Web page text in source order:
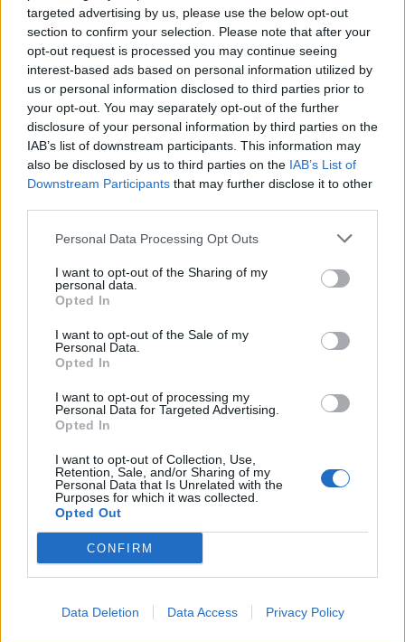
targeted advertising by us, please use the below opt-out
section to confirm your selection. Please note that after your
opt-out request is processed you may continue seeing
interest-based ads based on personal information utilized by
us or personal information disclosed to third parties prior to
your opt-out. You may separately opt-out of the further
disclosure of your personal information by third parties on the
IAB’s list of downstream participants. This information may
also be disclosed by us to third parties on the IAB’s List of
Downstream Participants that may further disclose it to other
Personal Data Processing Opt Outs
I want to opt-out of the Sharing of my
personal data.
Opted In
I want to opt-out of the Sale of my
Personal Data.
Opted In
I want to opt-out of processing my
Personal Data for Targeted Advertising.
Opted In
I want to opt-out of Collection, Use,
Retention, Sale, and/or Sharing of my
Personal Data that Is Unrelated with the
Purposes for which it was collected.
Opted Out
CONFIRM
Data Deletion Data Access Privacy Policy
Většina koupališť na Příbramsku nabízí
výborné podmínky. Horší voda je jen na
Živohošti
Zpravodajství
Příbram modernizuje parkovací automaty.
Přibudou i tři nové poblíž Svaté Hory
Středočeský kraj upravil pravidla soutěže.
Obce nově získají body i za předcházení
vzniku odpadu